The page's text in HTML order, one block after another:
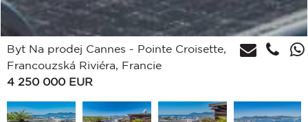
Byt Na prodej Cannes - Pointe Croisette,
Francouzská Riviéra, Francie
4 250 000 EUR